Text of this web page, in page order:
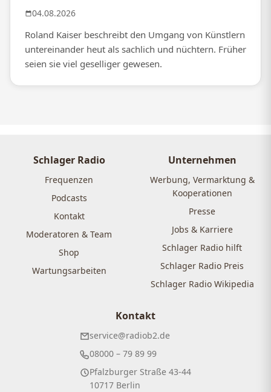
04.08.2026
Roland Kaiser beschreibt den Umgang von Künstlern
untereinander heut als sachlich und nüchtern. Früher
seien sie viel geselliger gewesen.
Schlager Radio
Frequenzen
Podcasts
Kontakt
Moderatoren & Team
Shop
Wartungsarbeiten
Unternehmen
Werbung, Vermarktung &
Kooperationen
Presse
Jobs & Karriere
Schlager Radio hilft
Schlager Radio Preis
Schlager Radio Wikipedia
Kontakt
service@radiob2.de
08000 – 79 89 99
Pfalzburger Straße 43-44
10717 Berlin